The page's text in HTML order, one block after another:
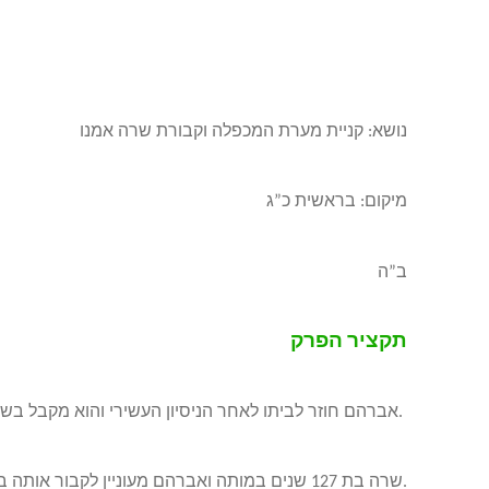
נושא: קניית מערת המכפלה וקבורת שרה אמנו
מיקום: בראשית כ”ג
ב”ה
תקציר הפרק
אברהם חוזר לביתו לאחר הניסיון העשירי והוא מקבל בשורה שאשתו שרה נפטרה.
שרה בת 127 שנים במותה ואברהם מעוניין לקבור אותה במקום מכובד ופרטי.